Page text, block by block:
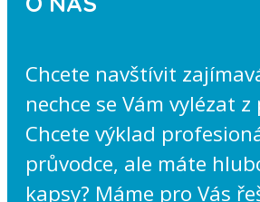
Chcete navštívit
nechce se Vám vylézat z
Chcete výklad
průvodce, ale máte
kapsy? Máme pro Vás